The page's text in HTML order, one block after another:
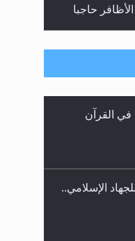
حاجبا
وفق السنة
كوافير نسائي
في القرآن
الإسلامي..